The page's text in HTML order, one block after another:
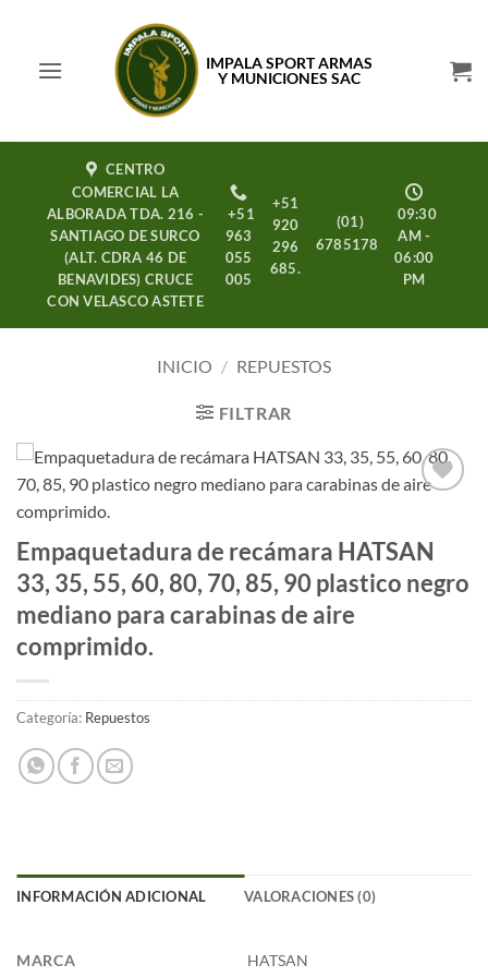
contenido
IMPALA SPORT ARMAS
Y MUNICIONES SAC
CENTRO
COMERCIAL LA
ALBORADA TDA. 216 -
SANTIAGO DE SURCO
(ALT. CDRA 46 DE
BENAVIDES) CRUCE
CON VELASCO ASTETE
09:30
AM -
06:00
PM
+51
963
055
005
+51
920
296
685.
(01)
6785178
INICIO / REPUESTOS
FILTRAR
lista
deseos
Empaquetadura de recámara HATSAN
33, 35, 55, 60, 80, 70, 85, 90 plastico negro
mediano para carabinas de aire
comprimido.
Categoría: Repuestos
INFORMACIÓN ADICIONAL VALORACIONES (0)
MARCA HATSAN